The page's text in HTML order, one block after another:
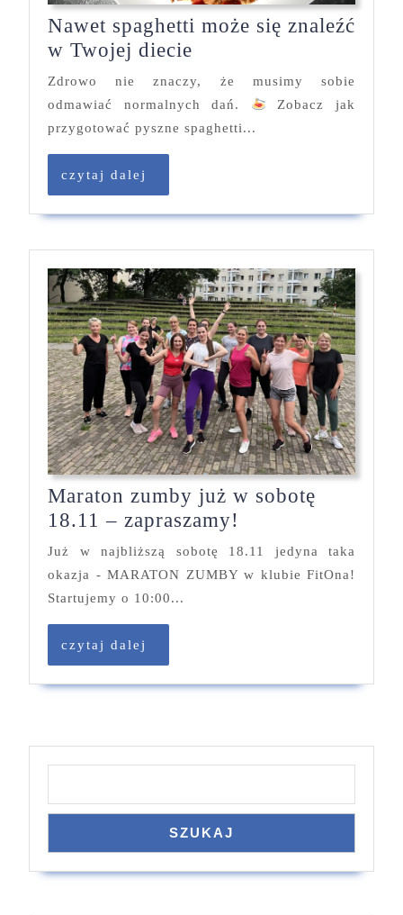
Nawet spaghetti może się znaleźć
w Twojej diecie
spaghetti
może
się
diecie
Zdrowo nie znaczy, że musimy sobie
odmawiać normalnych dań.
Zobacz jak
przygotować pyszne spaghetti...
czytaj dalej
dalej
Maraton zumby już w sobotę
18.11 – zapraszamy!
zumby
już
zapraszamy!
Już w najbliższą sobotę 18.11 jedyna taka
okazja - MARATON ZUMBY w klubie FitOna!
Startujemy o 10:00...
czytaj dalej
dalej
Szukaj
SZUKAJ